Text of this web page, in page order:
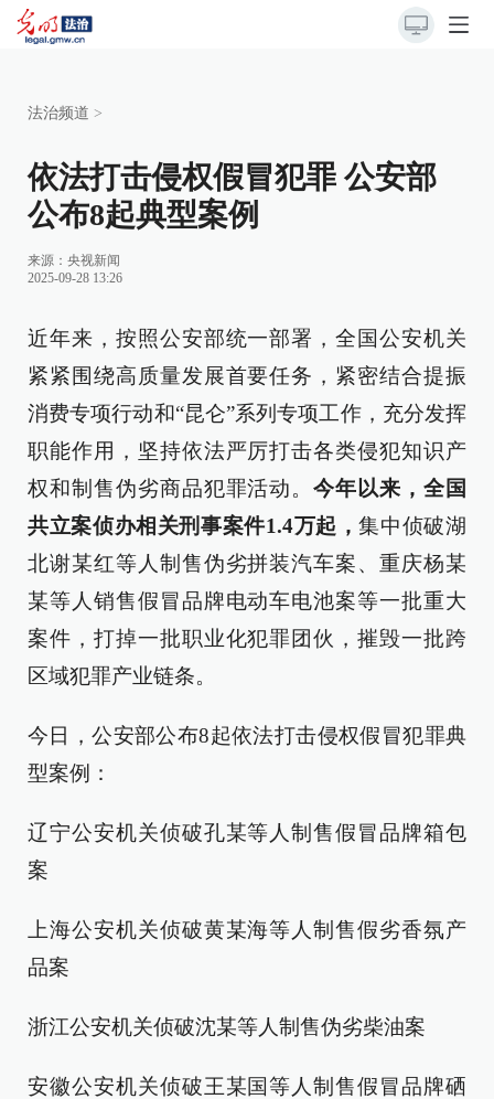
法治频道 >
依法打击侵权假冒犯罪 公安部
公布8起典型案例
来源： 央视新闻
2025-09-28 13:26
近年来，按照公安部统一部署，全国公安机关
紧紧围绕高质量发展首要任务，紧密结合提振
消费专项行动和“昆仑”系列专项工作，充分发挥
职能作用，坚持依法严厉打击各类侵犯知识产
权和制售伪劣商品犯罪活动。今年以来，全国
共立案侦办相关刑事案件1.4万起，集中侦破湖
北谢某红等人制售伪劣拼装汽车案、重庆杨某
某等人销售假冒品牌电动车电池案等一批重大
案件，打掉一批职业化犯罪团伙，摧毁一批跨
区域犯罪产业链条。
今日，公安部公布8起依法打击侵权假冒犯罪典
型案例：
辽宁公安机关侦破孔某等人制售假冒品牌箱包
案
上海公安机关侦破黄某海等人制售假劣香氛产
品案
浙江公安机关侦破沈某等人制售伪劣柴油案
安徽公安机关侦破王某国等人制售假冒品牌硒